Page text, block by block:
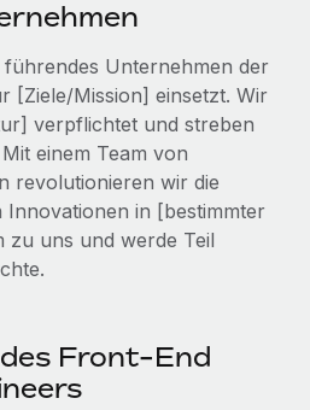
für globale HR & Compliance
Screening
und Verfolgung von IT-
einer Partnerschaft
verfügbar
und KI-Automatisierung
Weaviate sein Team mit
und Qualifikationen
Unternehmen der
[Ziele/Mission] einsetzt. Wir
verpflichtet und streben
einem Team von
revolutionieren wir die
in [bestimmter
zu uns und werde Teil
Front-End